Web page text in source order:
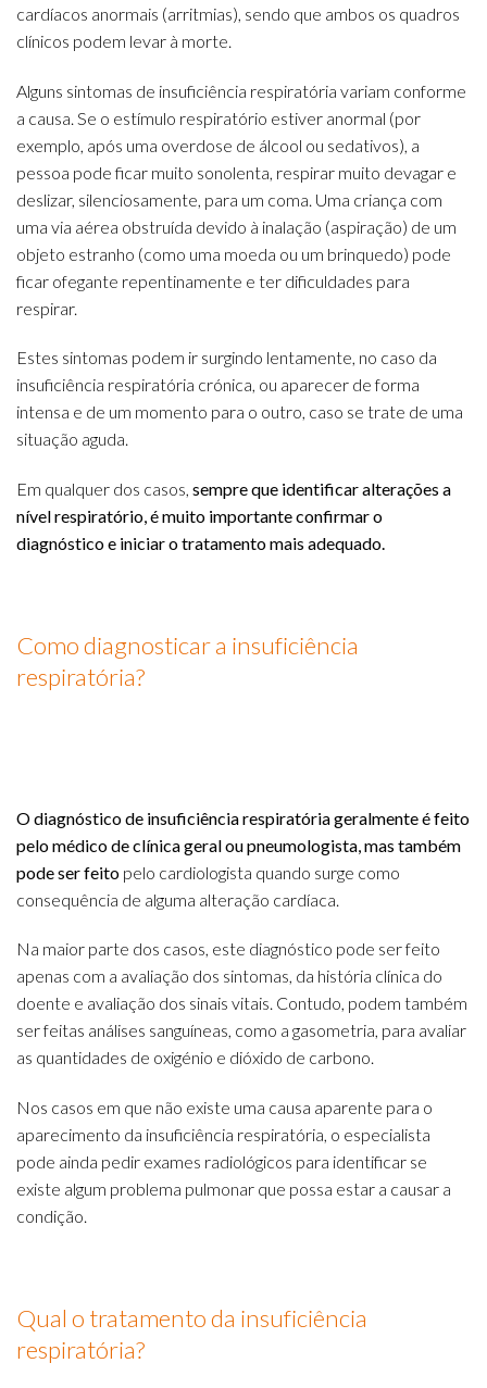
cardíacos anormais (arritmias), sendo que ambos os quadros
clínicos podem levar à morte.
Alguns sintomas de insuficiência respiratória variam conforme
a causa. Se o estímulo respiratório estiver anormal (por
exemplo, após uma overdose de álcool ou sedativos), a
pessoa pode ficar muito sonolenta, respirar muito devagar e
deslizar, silenciosamente, para um coma. Uma criança com
uma via aérea obstruída devido à inalação (aspiração) de um
objeto estranho (como uma moeda ou um brinquedo) pode
ficar ofegante repentinamente e ter dificuldades para
respirar.
Estes sintomas podem ir surgindo lentamente, no caso da
insuficiência respiratória crónica, ou aparecer de forma
intensa e de um momento para o outro, caso se trate de uma
situação aguda.
Em qualquer dos casos, sempre que identificar alterações a
nível respiratório, é muito importante confirmar o
diagnóstico e iniciar o tratamento mais adequado.
Como diagnosticar a insuficiência
respiratória?
O diagnóstico de insuficiência respiratória geralmente é feito
pelo médico de clínica geral ou pneumologista, mas também
pode ser feito pelo cardiologista quando surge como
consequência de alguma alteração cardíaca.
Na maior parte dos casos, este diagnóstico pode ser feito
apenas com a avaliação dos sintomas, da história clínica do
doente e avaliação dos sinais vitais. Contudo, podem também
ser feitas análises sanguíneas, como a gasometria, para avaliar
as quantidades de oxigénio e dióxido de carbono.
Nos casos em que não existe uma causa aparente para o
aparecimento da insuficiência respiratória, o especialista
pode ainda pedir exames radiológicos para identificar se
existe algum problema pulmonar que possa estar a causar a
condição.
Qual o tratamento da insuficiência
respiratória?